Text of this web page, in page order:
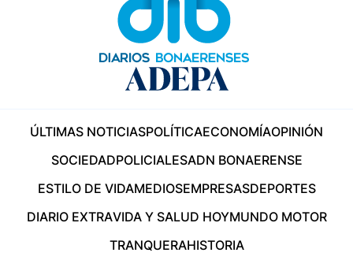
ÚLTIMAS NOTICIASPOLÍTICAECONOMÍAOPINIÓN
SOCIEDADPOLICIALESADN BONAERENSE
ESTILO DE VIDAMEDIOSEMPRESASDEPORTES
DIARIO EXTRAVIDA Y SALUD HOYMUNDO MOTOR
TRANQUERAHISTORIA